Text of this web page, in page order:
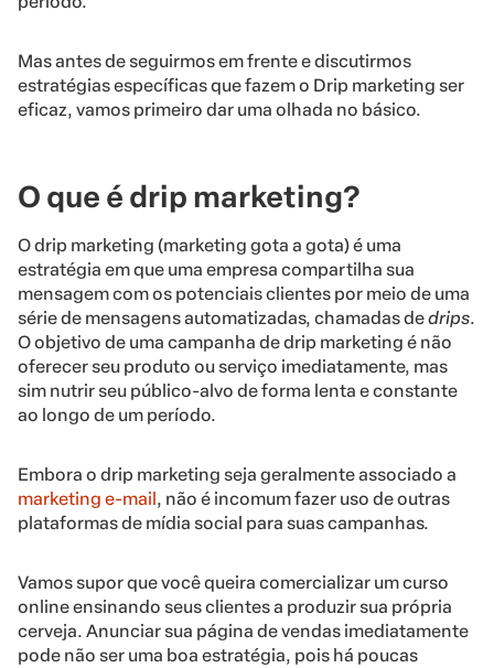
Mas antes de seguirmos em frente e discutirmos
estratégias específicas que fazem o Drip marketing ser
eficaz, vamos primeiro dar uma olhada no básico.
O que é drip marketing?
O drip marketing (marketing gota a gota) é uma
estratégia em que uma empresa compartilha sua
mensagem com os potenciais clientes por meio de uma
série de mensagens automatizadas, chamadas dedrips.
O objetivo de uma campanha de drip marketing é não
oferecer seu produto ou serviço imediatamente, mas
sim nutrir seu público-alvo de forma lenta e constante
ao longo de um período.
Embora o drip marketing seja geralmente associado a
marketing e-mail , não é incomum fazer uso de outras
plataformas de mídia social para suas campanhas.
Vamos supor que você queira comercializar um curso
online ensinando seus clientes a produzir sua própria
cerveja. Anunciar sua página de vendas imediatamente
pode não ser uma boa estratégia, pois há poucas